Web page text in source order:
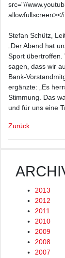
src="//
allowfullscreen></
Stefan Schütz,
„Der Abend hat
Sport übertroffen.
sagen, dass wir
Bank-
ergänzte: „Es
Stimmung. Das
und für uns eine
Zurück
2013
2012
2011
2010
2009
2008
2007